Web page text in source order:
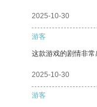
2025-10-30
游客
这款游戏的剧情非常
2025-10-30
游客